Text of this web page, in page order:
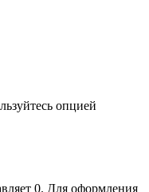
опцией
0. Для оформления